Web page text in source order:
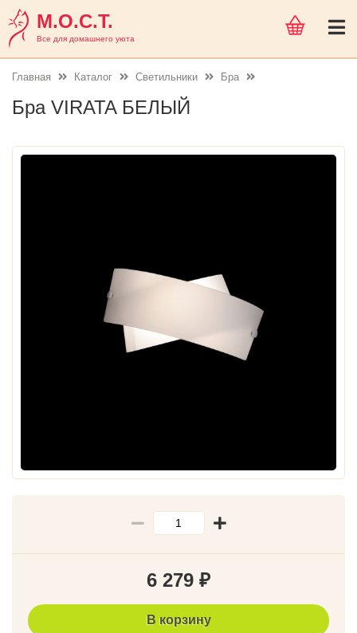
М.О.С.Т.
Все для домашнего уюта
Главная Каталог Светильники Бра
Бра VIRATA БЕЛЫЙ
6 279 ₽
В корзину